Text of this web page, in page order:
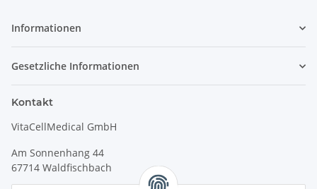
Informationen
Gesetzliche Informationen
Kontakt
VitaCellMedical GmbH
Am Sonnenhang 44
67714 Waldfischbach